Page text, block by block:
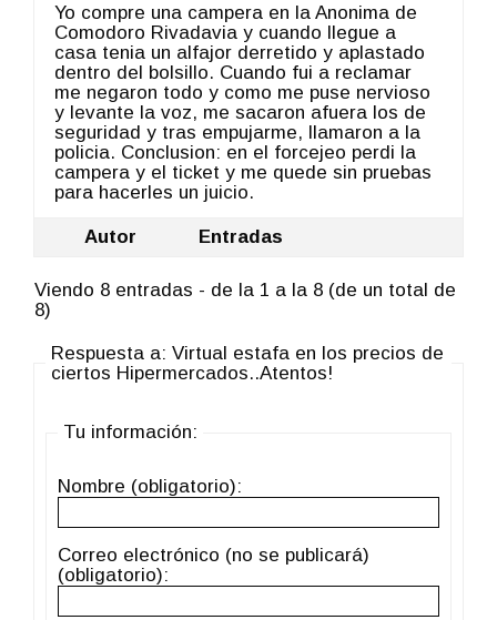
Yo compre una campera en la Anonima de
Comodoro Rivadavia y cuando llegue a
casa tenia un alfajor derretido y aplastado
dentro del bolsillo. Cuando fui a reclamar
me negaron todo y como me puse nervioso
y levante la voz, me sacaron afuera los de
seguridad y tras empujarme, llamaron a la
policia. Conclusion: en el forcejeo perdi la
campera y el ticket y me quede sin pruebas
para hacerles un juicio.
Autor Entradas
Viendo 8 entradas - de la 1 a la 8 (de un total de
8)
Respuesta a: Virtual estafa en los precios de
ciertos Hipermercados..Atentos!
Tu información:
Nombre (obligatorio):
Correo electrónico (no se publicará)
(obligatorio):